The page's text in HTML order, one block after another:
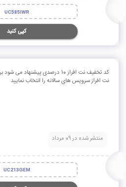
UC585IWR
کپی کنید
کد تخفیف نت افراز 10 درصدی
نت افراز سرویس های سالانه را انتخاب نمایید
منتشر شده در 09 مرداد
UC213GEM